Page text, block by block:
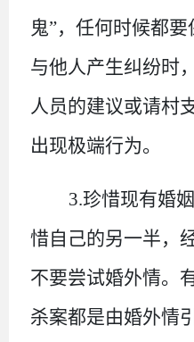
鬼”，任何时候都
与他人产生纠纷时
人员的建议或请村
出现极端行为。
3.珍惜现有婚姻
惜自己的另一半，
不要尝试婚外情。
杀案都是由婚外情